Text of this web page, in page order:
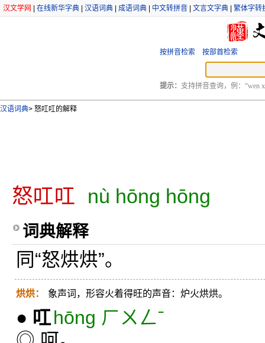
汉文学网 在线新华字典 汉语词典 成语词典 中文转拼音 文言文字典 繁体字转
按拼音检索 按部首检索
提示： 支持拼音查询，例：“wen
汉语词典> 怒叿叿的解释
怒叿叿 nù hōng hōng
词典解释
同“怒烘烘”。
烘烘： 象声词，形容火着得旺的声音：炉火烘烘。
● 叿hōng ㄏㄨㄥˉ